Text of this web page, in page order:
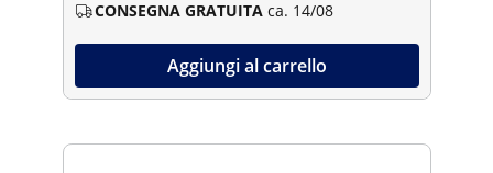
CONSEGNA GRATUITA ca. 14/08
Aggiungi al carrello